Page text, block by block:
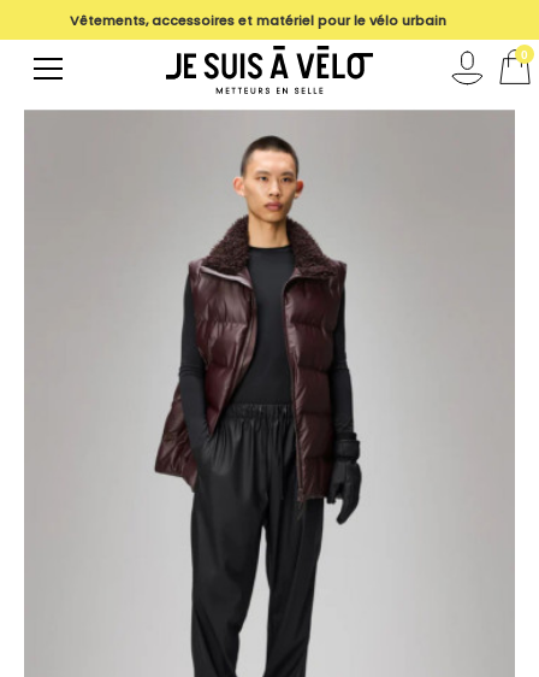
magasin
Vêtements, accessoires et matériel pour le vélo urbain
0